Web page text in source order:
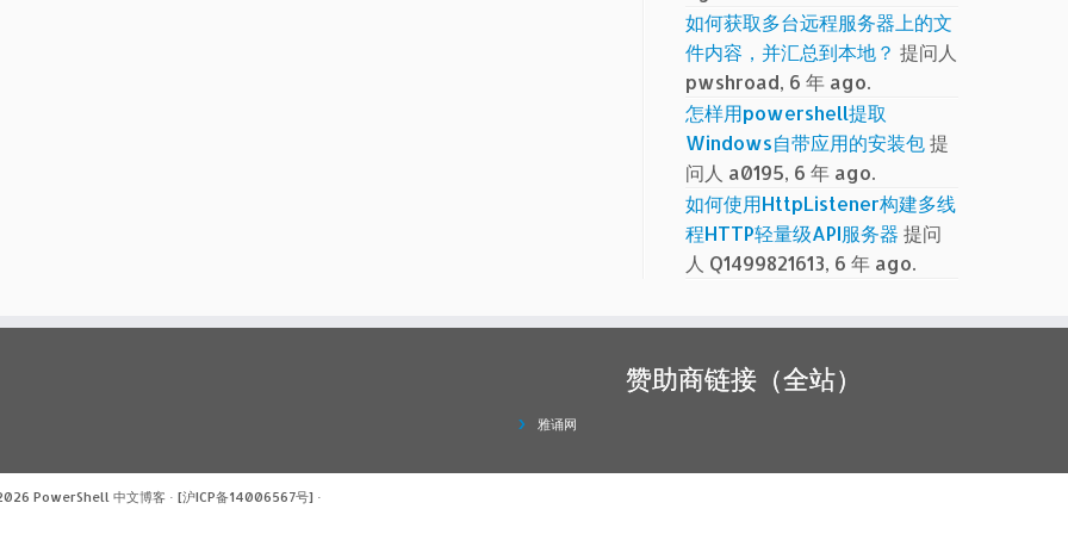
如何获取多台远程服务器上的文
件内容，并汇总到本地？ 提问人
pwshroad, 6 年 ago.
怎样用powershell提取
Windows自带应用的安装包提
问人 a0195, 6 年 ago.
如何使用HttpListener构建多线
程HTTP轻量级API服务器 提问
人 Q1499821613, 6 年 ago.
赞助商链接（全站）
雅诵网
PowerShell 中文博客 · [沪ICP备14006567号] ·